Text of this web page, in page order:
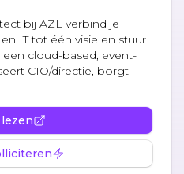
bij AZL verbind je
IT tot één visie en stuur
cloud-based, event-
CIO/directie, borgt